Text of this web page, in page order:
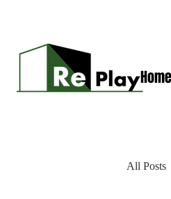
Home
All Posts